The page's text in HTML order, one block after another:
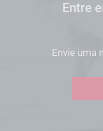
Entre
Envie uma